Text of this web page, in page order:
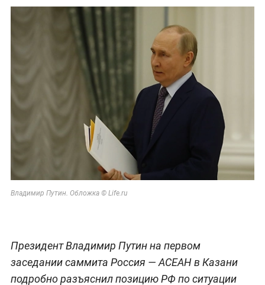
Владимир Путин. Обложка © Life.ru
Президент Владимир Путин на первом
заседании саммита Россия — АСЕАН в Казани
подробно разъяснил позицию РФ по ситуации